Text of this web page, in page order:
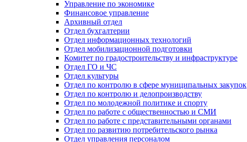
Управление по экономике
Финансовое управление
Архивный отдел
Отдел бухгалтерии
Отдел информационных технологий
Отдел мобилизационной подготовки
Комитет по градостроительству и инфраструктуре
Отдел ГО и ЧС
Отдел культуры
Отдел по контролю в сфере муниципальных закупок
Отдел по контролю и делопроизводству
Отдел по молодежной политике и спорту
Отдел по работе с общественностью и СМИ
Отдел по работе с представительными органами
Отдел по развитию потребительского рынка
Отдел управления персоналом